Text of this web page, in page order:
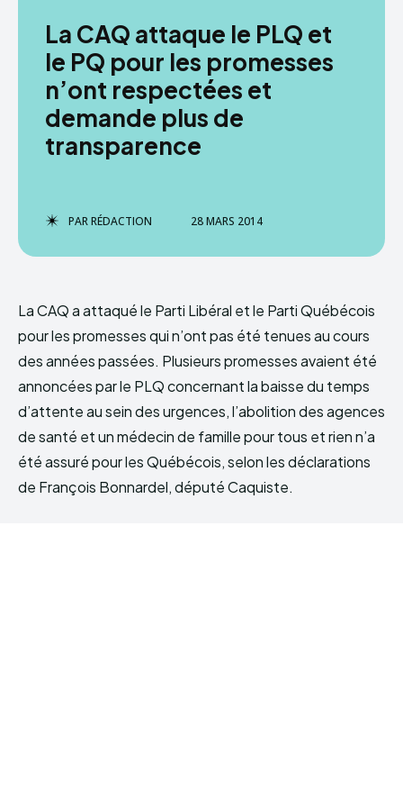
La CAQ attaque le PLQ et
le PQ pour les promesses
n’ont respectées et
demande plus de
transparence
PARRÉDACTION 28 MARS 2014
La CAQ a attaqué le Parti Libéral et le Parti Québécois
pour les promesses qui n’ont pas été tenues au cours
des années passées. Plusieurs promesses avaient été
annoncées par le PLQ concernant la baisse du temps
d’attente au sein des urgences, l’abolition des agences
de santé et un médecin de famille pour tous et rien n’a
été assuré pour les Québécois, selon les déclarations
de François Bonnardel, député Caquiste.